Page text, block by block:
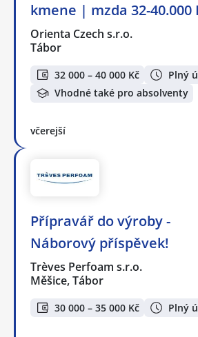
kmene | mzda 32-40.000
Orienta Czech s.r.o.
Tábor
32 000 – 40 000 Kč
Plný
Vhodné také pro absolventy
včerejší
Přípravář do výroby -
Náborový příspěvek!
Trèves Perfoam s.r.o.
Měšice, Tábor
30 000 – 35 000 Kč Plný